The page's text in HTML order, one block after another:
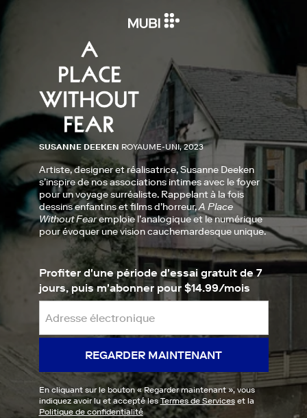
SUSANNE DEEKEN ROYAUME-UNI, 2023
Artiste, designer et réalisatrice, Susanne Deeken
s’inspire de nos associations intimes avec le foyer
pour un voyage surréaliste. Rappelant à la fois
dessins enfantins et films d’horreur,A Place
Without Fearemploie l’analogique et le numérique
pour évoquer une vision cauchemardesque unique.
Profiter d'une période d'essai gratuit de 7
jours, puis m'abonner pour $14.99/mois
REGARDER MAINTENANT
En cliquant sur le bouton «Regarder maintenant», vous
indiquez avoir lu et accepté lesTermes de Serviceset la
Politique de confidentialité